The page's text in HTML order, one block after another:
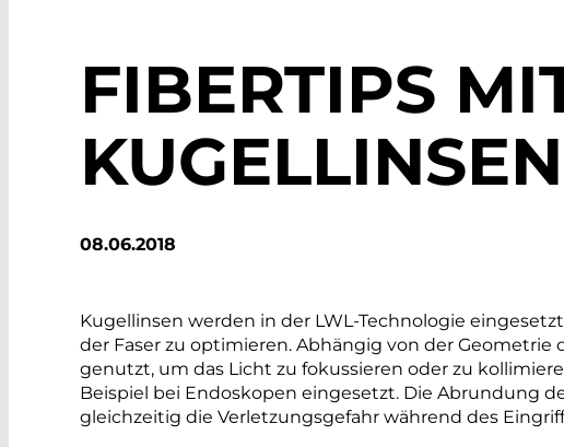
FIBERTIPS
KUGELLINSEN
08.06.2018
Kugellinsen werden in der LWL-Technologie
der Faser zu optimieren. Abhängig von der Geometrie
genutzt, um das Licht zu fokussieren oder zu
Beispiel bei Endoskopen eingesetzt. Die Abrundung
gleichzeitig die Verletzungsgefahr während des